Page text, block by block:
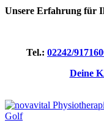
Unsere Erfahrung für
Tel.: 02242/
Deine